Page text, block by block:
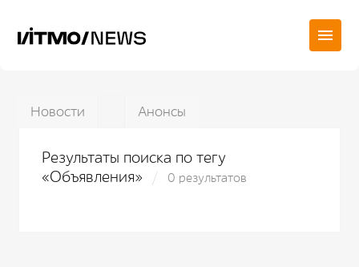
Новости Анонсы
Результаты поиска по тегу
«Объявления»
0 результатов